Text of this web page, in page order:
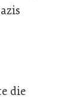
die